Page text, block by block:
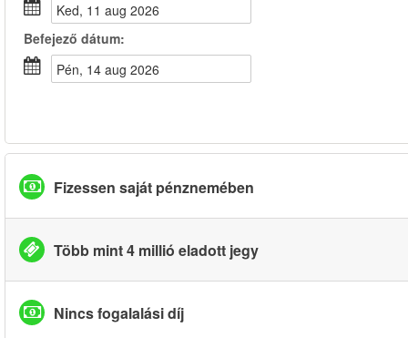
ked, 11 aug 2026
Befejező dátum:
pén, 14 aug 2026
Fizessen saját pénznemében
Több mint 4 millió eladott jegy
Nincs fogalalási díj